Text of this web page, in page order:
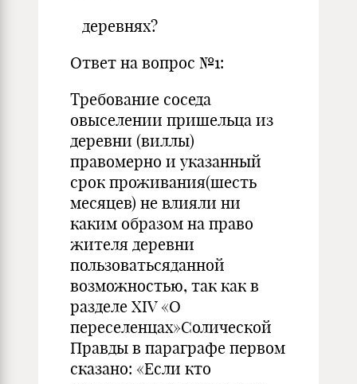
деревнях?
Ответ на вопрос №1:
Требование соседа
овыселении пришельца из
деревни (виллы)
правомерно и указанный
срок проживания(шесть
месяцев) не влияли ни
каким образом на право
жителя деревни
пользоватьсяданной
возможностью, так как в
разделе XIV «О
переселенцах»Солической
Правды в параграфе первом
сказано: «Если кто